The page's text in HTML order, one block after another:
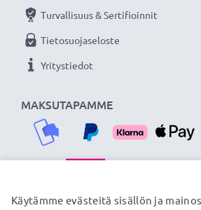
MAKSUTAPAMME
Turvallisuus & Sertifioinnit
Tietosuojaseloste
Yritystiedot
TOIMITUSKUMPPANIMME
Käytämme evästeitä sisällön ja